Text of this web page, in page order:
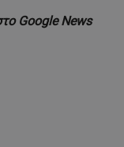
Google News